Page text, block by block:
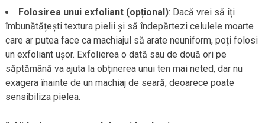
Folosirea unui exfoliant (opțional): Dacă vrei să îți
îmbunătățești textura pielii și să îndepărtezi celulele moarte
care ar putea face ca machiajul să arate neuniform, poți folosi
un exfoliant ușor. Exfolierea o dată sau de două ori pe
săptămână va ajuta la obținerea unui ten mai neted, dar nu
exagera înainte de un machiaj de seară, deoarece poate
sensibiliza pielea.